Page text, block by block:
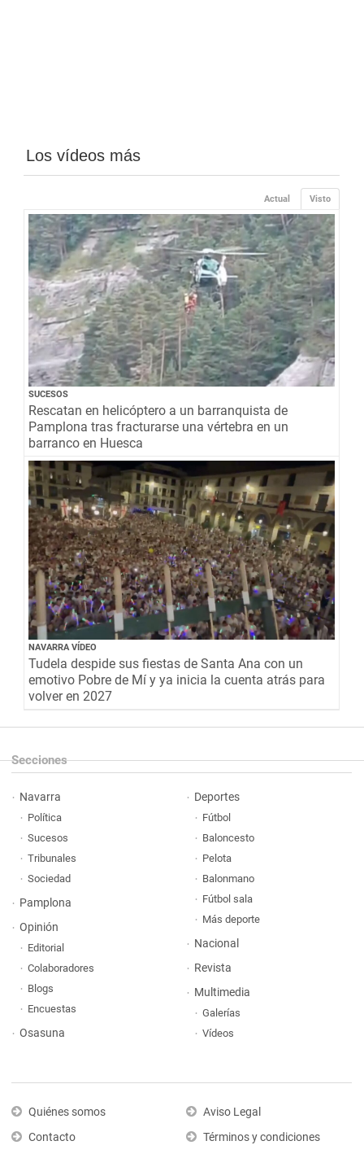
Los vídeos más
Visto
Actual
SUCESOS
Rescatan en helicóptero a un barranquista de
Pamplona tras fracturarse una vértebra en un
barranco en Huesca
NAVARRA VÍDEO
Tudela despide sus fiestas de Santa Ana con un
emotivo Pobre de Mí y ya inicia la cuenta atrás para
volver en 2027
Secciones
Navarra
Política
Sucesos
Tribunales
Sociedad
Pamplona
Opinión
Editorial
Colaboradores
Blogs
Encuestas
Osasuna
Deportes
Fútbol
Baloncesto
Pelota
Balonmano
Fútbol sala
Más deporte
Nacional
Revista
Multimedia
Galerías
Vídeos
Quiénes somos
Contacto
Aviso Legal
Términos y condiciones